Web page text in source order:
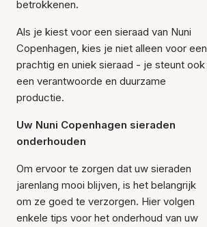
betrokkenen.
Als je kiest voor een sieraad van Nuni
Copenhagen, kies je niet alleen voor een
prachtig en uniek sieraad - je steunt ook
een verantwoorde en duurzame
productie.
Uw Nuni Copenhagen sieraden
onderhouden
Om ervoor te zorgen dat uw sieraden
jarenlang mooi blijven, is het belangrijk
om ze goed te verzorgen. Hier volgen
enkele tips voor het onderhoud van uw